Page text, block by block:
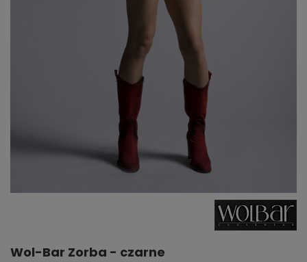
Wol-Bar Zorba - czarne